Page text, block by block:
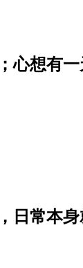
心想有
日常本